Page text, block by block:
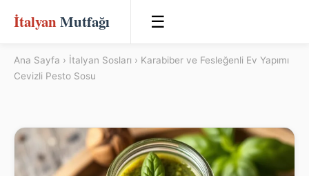
İtalyan Mutfağı ☰
Ana Sayfa › İtalyan Sosları › Karabiber ve Fesleğenli Ev Yapımı
Cevizli Pesto Sosu